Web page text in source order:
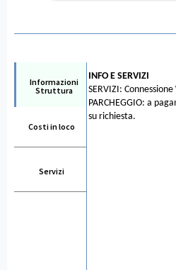
Informazioni
Struttura
Costi in loco
Servizi
INFO E SERVIZI
SERVIZI:
PARCHEGGIO: a
su richiesta.